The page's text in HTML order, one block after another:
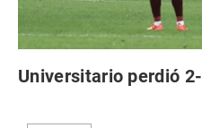
Universitario perdió